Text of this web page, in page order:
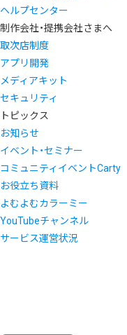
ヘルプセンター
制作会社・提携会社さまへ
取次店制度
アプリ開発
メディアキット
セキュリティ
トピックス
お知らせ
イベント・セミナー
コミュニティイベントCarty
お役立ち資料
よむよむカラーミー
YouTubeチャンネル
サービス運営状況